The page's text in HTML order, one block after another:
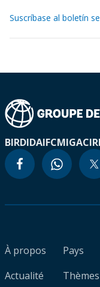
Suscríbase al boletín
BIRDIDAIFCMIGA
À propos
Actualité
Pays
Thèmes